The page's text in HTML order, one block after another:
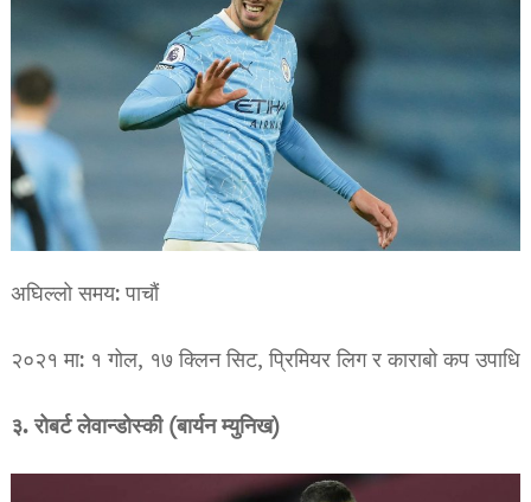
अघिल्लो समय: पाचौं
२०२१ मा: १ गोल, १७ क्लिन सिट, प्रिमियर लिग र काराबो कप उपाधि
३. रोबर्ट लेवान्डोस्की (बार्यन म्युनिख)